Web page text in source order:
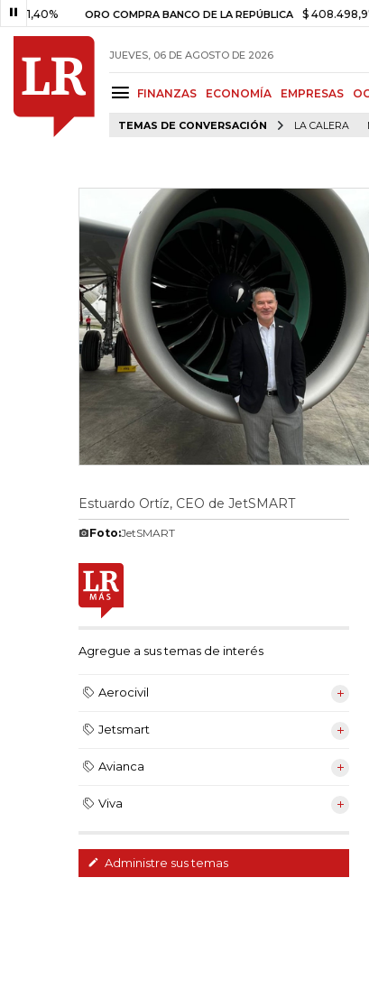
ORO COMPRA BANCO DE LA REPÚBLICA $ 408.498,97 +$
JUEVES, 06 DE AGOSTO DE 2026
FINANZAS ECONOMÍA EMPRESAS
TEMAS DE CONVERSACIÓN LA CALERA
Estuardo Ortíz, CEO de JetSMART
Foto:JetSMART
Agregue a sus temas de interés
Aerocivil
Jetsmart
Avianca
Viva
Administre sus temas